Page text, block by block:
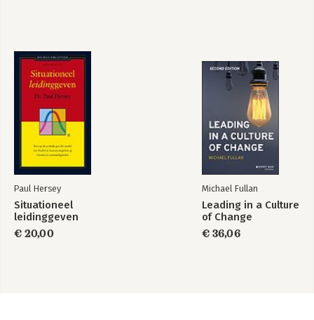
Paul Hersey
Situationeel
leidinggeven
€ 20,00
Michael Fullan
Leading in a Culture
of Change
€ 36,06